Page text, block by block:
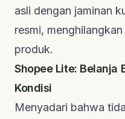
asli dengan jaminan
resmi,
produk.
Shopee Lite: Belanja
Kondisi
Menyadari bahwa